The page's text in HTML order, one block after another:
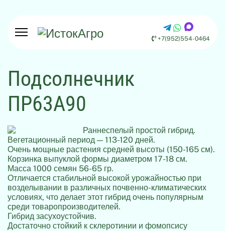
+7(952)554-0464
Подсолнечник
ПР63А90
Раннеспелый простой гибрид.
Вегетационный период — 113-120 дней.
Очень мощные растения средней высоты (150-165 см).
Корзинка выпуклой формы диаметром 17-18 см.
Масса 1000 семян 56-65 гр.
Отличается стабильной высокой урожайностью при
возделывании в различных почвенно-климатических
условиях, что делает этот гибрид очень популярным
среди товаропроизводителей.
Гибрид засухоустойчив.
Достаточно стойкий к склеротинии и фомопсису